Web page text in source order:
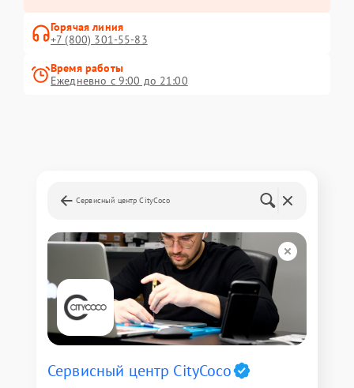
Горячая линия
+7 (800) 301-55-83
Время работы
Ежедневно с 9:00 до 21:00
Сервисный центр CityCoco
Сервисный центр CityCoco